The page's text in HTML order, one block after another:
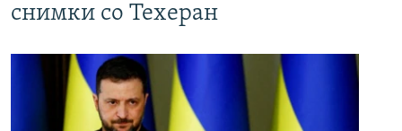
снимки со Техеран